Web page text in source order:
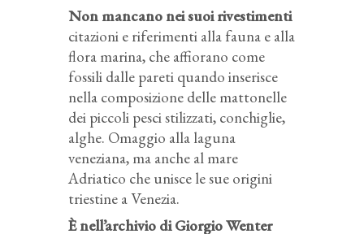
Non mancano nei suoi rivestimenti
citazioni e riferimenti alla fauna e alla
flora marina, che affiorano come
fossili dalle pareti quando inserisce
nella composizione delle mattonelle
dei piccoli pesci stilizzati, conchiglie,
alghe. Omaggio alla laguna
veneziana, ma anche al mare
Adriatico che unisce le sue origini
triestine a Venezia.
È nell’archivio di Giorgio Wenter